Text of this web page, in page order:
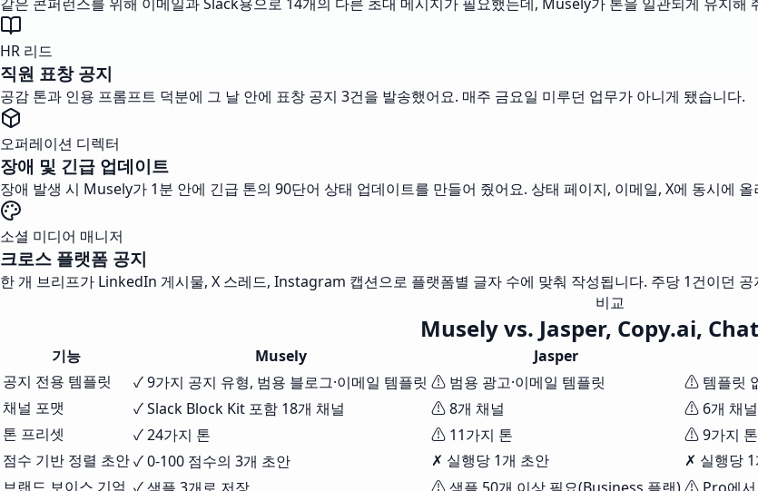
HR 리드
직원 표창 공지
공감 톤과 인용 프롬프트 덕분에 그 날 안에 표창 공지 3건을 발송했어요. 매주 금요일 미루던 업무가 아니게 됐습니다.
오퍼레이션 디렉터
장애 및 긴급 업데이트
장애 발생 시 Musely가 1분 안에 긴급 톤의 90단어 상태 업데이트를 만들어 줬어요. 상태 페이지, 이메일, X에 동시에
소셜 미디어 매니저
크로스 플랫폼 공지
한 개 브리프가 LinkedIn 게시물, X 스레드, Instagram 캡션으로 플랫폼별 글자 수에 맞춰 작성됩니다. 주당 1건이던
비교
Musely vs. Jasper, Copy.ai,
기능 Musely Jasper
공지 전용 템플릿
✓ 9가지 공지 유형, 범용 블로그·이메일 템플릿 ⚠ 범용 광고·이메일 템플릿 ⚠ 템플릿
채널 포맷
✓ Slack Block Kit 포함 18개 채널 ⚠ 8개 채널 ⚠ 6개 채널
톤 프리셋
✓ 24가지 톤 ⚠ 11가지 톤 ⚠ 9가지 톤
점수 기반 정렬 초안✓ 0-100 점수의 3개 초안 ✗ 실행당 1개 초안 ✗ 실행당
브랜드 보이스 기억